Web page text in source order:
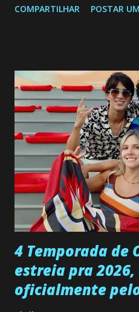
a Programação Semanal do
confessa a Gabriel que ele
pessoa que ela tanto desejou
entra no quarto de Gabriel e
encontro deles, quando
Paula sobre a suposta
Rogerio consegue se livrar
desaparecimento de
ter sido vítima da fúria de
que a clínica inseminou por
...
COMPARTILHAR POSTAR
4 Temporada de
estreia pra
oficialmente